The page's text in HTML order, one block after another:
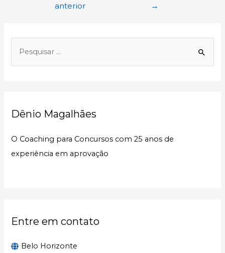
anterior
→
i
:
Dênio Magalhães
O Coaching para Concursos com 25 anos de
experiência em aprovação
Entre em contato
Belo Horizonte